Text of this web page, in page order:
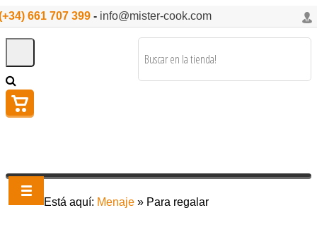
661 707 399 - info@mister-cook.com
Está aquí: Menaje » Para regalar